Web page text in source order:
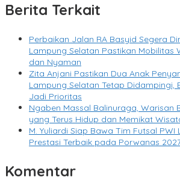
Berita Terkait
Perbaikan Jalan RA Basyid Segera
Lampung Selatan Pastikan Mobilitas
dan Nyaman
Zita Anjani Pastikan Dua Anak
Lampung Selatan Tetap Didampingi,
Jadi Prioritas
Ngaben Massal Balinuraga, Warisan
yang Terus Hidup dan Memikat
M. Yuliardi Siap Bawa Tim Futsal PWI
Prestasi Terbaik pada Porwanas
Komentar